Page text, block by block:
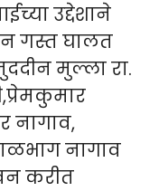
उद्देशाने
गस्त घालत
मुल्ला रा.
नागाव,
नागाव
करीत